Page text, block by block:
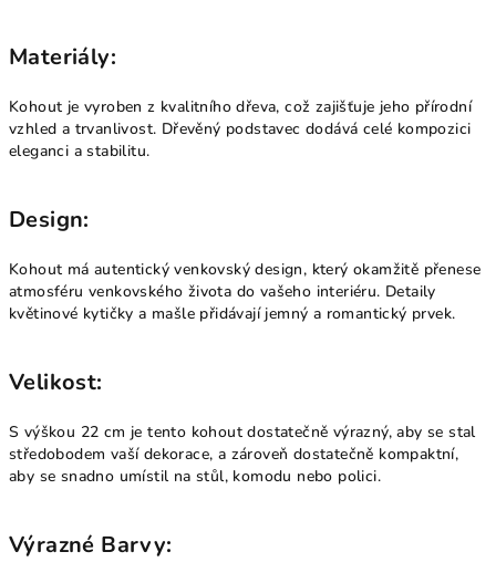
Materiály:
Kohout je vyroben z kvalitního dřeva, což zajišťuje jeho přírodní
vzhled a trvanlivost. Dřevěný podstavec dodává celé kompozici
eleganci a stabilitu.
Design:
Kohout má autentický venkovský design, který okamžitě přenese
atmosféru venkovského života do vašeho interiéru. Detaily
květinové kytičky a mašle přidávají jemný a romantický prvek.
Velikost:
S výškou 22 cm je tento kohout dostatečně výrazný, aby se stal
středobodem vaší dekorace, a zároveň dostatečně kompaktní,
aby se snadno umístil na stůl, komodu nebo polici.
Výrazné Barvy: